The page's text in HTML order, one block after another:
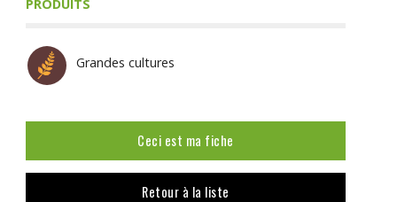
PRODUITS
Grandes cultures
Ceci est ma fiche
Retour à la liste